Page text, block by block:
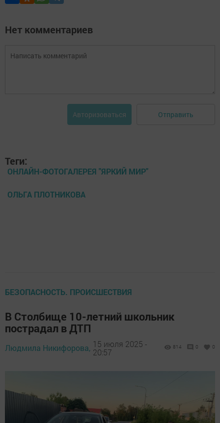
Нет комментариев
Авторизоваться Отправить
Теги:
ОНЛАЙН-ФОТОГАЛЕРЕЯ "ЯРКИЙ МИР"
ОЛЬГА ПЛОТНИКОВА
БЕЗОПАСНОСТЬ. ПРОИСШЕСТВИЯ
В Столбище 10-летний школьник
пострадал в ДТП
Людмила Никифорова, 15 июля 2025 -
20:57
814 0 0